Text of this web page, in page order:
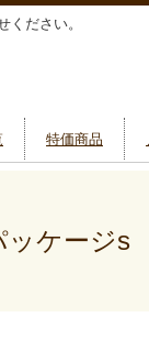
ください。
特価商品
ッケージs